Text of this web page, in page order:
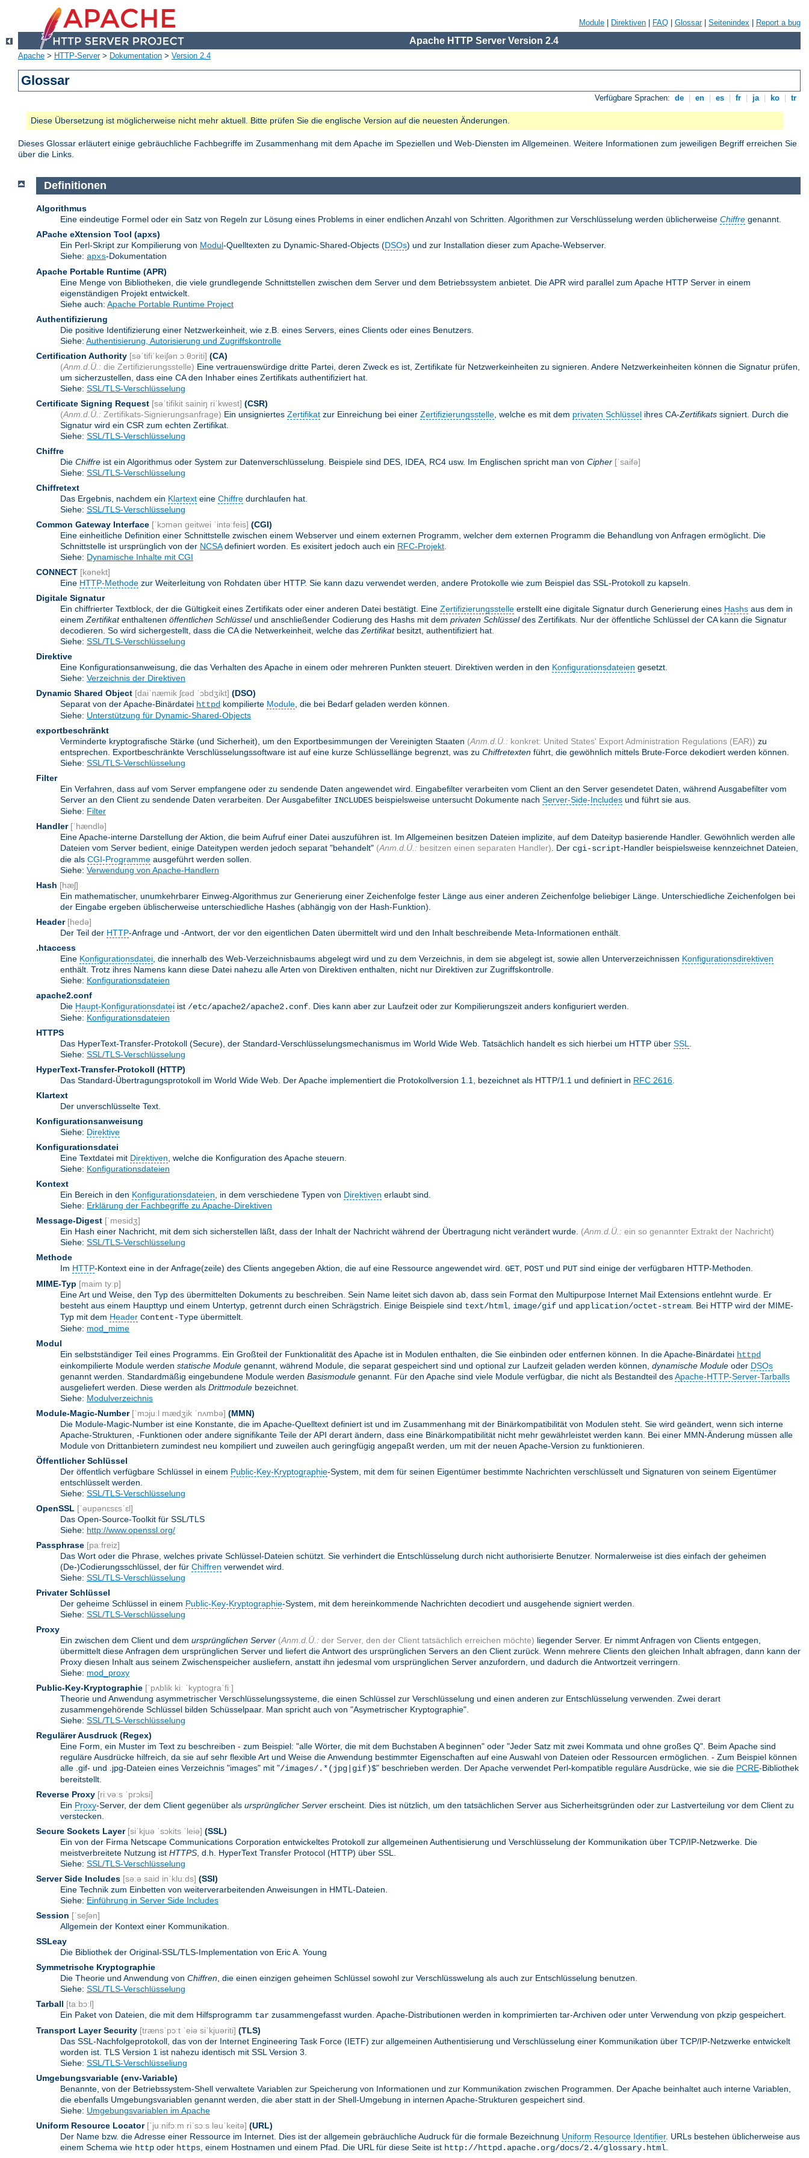
Module Direktiven FAQ Glossar| Seitenindex Report a bug
Apache HTTP Server Version 2.4
Apache > HTTP-Server> Dokumentation > Version 2.4
Glossar
Verfügbare Sprachen: de en es fr ja ko tr
Diese Übersetzung ist möglicherweise nicht mehr aktuell. Bitte prüfen Sie die englische Version auf die neuesten Änderungen.
Dieses Glossar erläutert einige gebräuchliche Fachbegriffe im Zusammenhang mit dem Apache im Speziellen und Web-Diensten im Allgemeinen. Weitere Informationen zum jeweiligen Begriff erreichen Sie
über die Links.
Definitionen
Algorithmus
Eine eindeutige Formel oder ein Satz von Regeln zur Lösung eines Problems in einer endlichen Anzahl von Schritten. Algorithmen zur Verschlüsselung werden üblicherweise Chiffre genannt.
APache eXtension Tool (apxs)
Ein Perl-Skript zur Kompilierung von Modul-Quelltexten zu Dynamic-Shared-Objects (DSOs) und zur Installation dieser zum Apache-Webserver.
Siehe: apxs-Dokumentation
Apache Portable Runtime (APR)
Eine Menge von Bibliotheken, die viele grundlegende Schnittstellen zwischen dem Server und dem Betriebssystem anbietet. Die APR wird parallel zum Apache HTTP Server in einem
eigenständigen Projekt entwickelt.
Siehe auch: Apache Portable Runtime Project
Authentifizierung
Die positive Identifizierung einer Netzwerkeinheit, wie z.B. eines Servers, eines Clients oder eines Benutzers.
Siehe: Authentisierung, Autorisierung und Zugriffskontrolle
Certification Authority [səˈtifiˈkeiʃən ɔːθɔriti] (CA)
(Anm.d.Ü.: die Zertifizierungsstelle) Eine vertrauenswürdige dritte Partei, deren Zweck es ist, Zertifikate für Netzwerkeinheiten zu signieren. Andere Netzwerkeinheiten können die Signatur prüfen,
um sicherzustellen, dass eine CA den Inhaber eines Zertifikats authentifiziert hat.
Siehe: SSL/TLS-Verschlüsselung
Certificate Signing Request [səˈtifikit sainiŋ riˈkwest] (CSR)
(Anm.d.Ü.: Zertifikats-Signierungsanfrage) Ein unsigniertes Zertifikat zur Einreichung bei einer Zertifizierungsstelle , welche es mit dem privaten Schlüssel ihres CA-Zertifikats signiert. Durch die
Signatur wird ein CSR zum echten Zertifikat.
Siehe: SSL/TLS-Verschlüsselung
Chiffre
Die Chiffre ist ein Algorithmus oder System zur Datenverschlüsselung. Beispiele sind DES, IDEA, RC4 usw. Im Englischen spricht man von Cipher [ˈsaifə]
Siehe: SSL/TLS-Verschlüsselung
Chiffretext
Das Ergebnis, nachdem ein Klartext eine Chiffre durchlaufen hat.
Siehe: SSL/TLS-Verschlüsselung
Common Gateway Interface [ˈkɔmən geitwei ˈintəːfeis] (CGI)
Eine einheitliche Definition einer Schnittstelle zwischen einem Webserver und einem externen Programm, welcher dem externen Programm die Behandlung von Anfragen ermöglicht. Die
Schnittstelle ist ursprünglich von der NCSAdefiniert worden. Es exisitert jedoch auch ein RFC-Projekt
Siehe: Dynamische Inhalte mit CGI
CONNECT [kənekt]
Eine HTTP-Methode zur Weiterleitung von Rohdaten über HTTP. Sie kann dazu verwendet werden, andere Protokolle wie zum Beispiel das SSL-Protokoll zu kapseln.
Digitale Signatur
Ein chiffrierter Textblock, der die Gültigkeit eines Zertifikats oder einer anderen Datei bestätigt. Eine Zertifizierungsstelle erstellt eine digitale Signatur durch Generierung eines Hashs aus dem in
einem Zertifikatenthaltenen öffentlichen Schlüsselund anschließender Codierung des Hashs mit dem privaten Schlüsseldes Zertifikats. Nur der öffentliche Schlüssel der CA kann die Signatur
decodieren. So wird sichergestellt, dass die CA die Netwerkeinheit, welche das Zertifikatbesitzt, authentifiziert hat.
Siehe: SSL/TLS-Verschlüsselung
Direktive
Eine Konfigurationsanweisung, die das Verhalten des Apache in einem oder mehreren Punkten steuert. Direktiven werden in den Konfigurationsdateien gesetzt.
Siehe: Verzeichnis der Direktiven
Dynamic Shared Object [daiˈnæmik ʃɛəd ˈɔbdʒikt] (DSO)
Separat von der Apache-Binärdatei httpd kompilierte Module , die bei Bedarf geladen werden können.
Siehe: Unterstützung für Dynamic-Shared-Objects
exportbeschränkt
Verminderte kryptografische Stärke (und Sicherheit), um den Exportbesimmungen der Vereinigten Staaten (Anm.d.Ü.: konkret: United States' Export Administration Regulations (EAR)) zu
entsprechen. Exportbeschränkte Verschlüsselungssoftware ist auf eine kurze Schlüssellänge begrenzt, was zu Chiffretexten führt, die gewöhnlich mittels Brute-Force dekodiert werden können.
Siehe: SSL/TLS-Verschlüsselung
Filter
Ein Verfahren, dass auf vom Server empfangene oder zu sendende Daten angewendet wird. Eingabefilter verarbeiten vom Client an den Server gesendetet Daten, während Ausgabefilter vom
Server an den Client zu sendende Daten verarbeiten. Der Ausgabefilter INCLUDES beispielsweise untersucht Dokumente nach Server-Side-Includes und führt sie aus.
Siehe: Filter
Handler [ˈhændlə]
Eine Apache-interne Darstellung der Aktion, die beim Aufruf einer Datei auszuführen ist. Im Allgemeinen besitzen Dateien implizite, auf dem Dateityp basierende Handler. Gewöhnlich werden alle
Dateien vom Server bedient, einige Dateitypen werden jedoch separat "behandelt" (Anm.d.Ü.: besitzen einen separaten Handler) . Der cgi-script-Handler beispielsweise kennzeichnet Dateien,
die als CGI-Programme ausgeführt werden sollen.
Siehe: Verwendung von Apache-Handlern
Hash [hæʃ]
Ein mathematischer, unumkehrbarer Einweg-Algorithmus zur Generierung einer Zeichenfolge fester Länge aus einer anderen Zeichenfolge beliebiger Länge. Unterschiedliche Zeichenfolgen bei
der Eingabe ergeben üblischerweise unterschiedliche Hashes (abhängig von der Hash-Funktion).
Header [hedə]
Der Teil der HTTP-Anfrage und -Antwort, der vor den eigentlichen Daten übermittelt wird und den Inhalt beschreibende Meta-Informationen enthält.
.htaccess
Eine Konfigurationsdatei , die innerhalb des Web-Verzeichnisbaums abgelegt wird und zu dem Verzeichnis, in dem sie abgelegt ist, sowie allen Unterverzeichnissen Konfigurationsdirektiven
enthält. Trotz ihres Namens kann diese Datei nahezu alle Arten von Direktiven enthalten, nicht nur Direktiven zur Zugriffskontrolle.
Siehe: Konfigurationsdateien
apache2.conf
Die Haupt-Konfigurationsdatei ist /etc/apache2/apache2.conf . Dies kann aber zur Laufzeit oder zur Kompilierungszeit anders konfiguriert werden.
Siehe: Konfigurationsdateien
HTTPS
Das HyperText-Transfer-Protokoll (Secure), der Standard-Verschlüsselungsmechanismus im World Wide Web. Tatsächlich handelt es sich hierbei um HTTP über SSL
Siehe: SSL/TLS-Verschlüsselung
HyperText-Transfer-Protokoll (HTTP)
Das Standard-Übertragungsprotokoll im World Wide Web. Der Apache implementiert die Protokollversion 1.1, bezeichnet als HTTP/1.1 und definiert in RFC 2616
Klartext
Der unverschlüsselte Text.
Konfigurationsanweisung
Siehe: Direktive
Konfigurationsdatei
Eine Textdatei mit Direktiven , welche die Konfiguration des Apache steuern.
Siehe: Konfigurationsdateien
Kontext
Ein Bereich in den Konfigurationsdateien , in dem verschiedene Typen von Direktiven erlaubt sind.
Siehe: Erklärung der Fachbegriffe zu Apache-Direktiven
Message-Digest [ˈmesidʒ]
Ein Hash einer Nachricht, mit dem sich sicherstellen läßt, dass der Inhalt der Nachricht während der Übertragung nicht verändert wurde. (Anm.d.Ü.: ein so genannter Extrakt der Nachricht)
Siehe: SSL/TLS-Verschlüsselung
Methode
Im HTTP-Kontext eine in der Anfrage(zeile) des Clients angegeben Aktion, die auf eine Ressource angewendet wird. GET POST und PUT sind einige der verfügbaren HTTP-Methoden.
MIME-Typ [maim tyːp]
Eine Art und Weise, den Typ des übermittelten Dokuments zu beschreiben. Sein Name leitet sich davon ab, dass sein Format den Multipurpose Internet Mail Extensions entlehnt wurde. Er
besteht aus einem Haupttyp und einem Untertyp, getrennt durch einen Schrägstrich. Einige Beispiele sind text/html image/gif und application/octet-stream . Bei HTTP wird der MIME-
Typ mit dem Header Content-Type übermittelt.
Siehe: mod_mime
Modul
Ein selbstständiger Teil eines Programms. Ein Großteil der Funktionalität des Apache ist in Modulen enthalten, die Sie einbinden oder entfernen können. In die Apache-Binärdatei httpd
einkompilierte Module werden statische Module genannt, während Module, die separat gespeichert sind und optional zur Laufzeit geladen werden können, dynamische Module oder DSOs
genannt werden. Standardmäßig eingebundene Module werden Basismodule genannt. Für den Apache sind viele Module verfügbar, die nicht als Bestandteil desApache-HTTP-Server-Tarballs
ausgeliefert werden. Diese werden als Drittmodule bezeichnet.
Siehe: Modulverzeichnis
Module-Magic-Number [ˈmɔjuːl mædʒik ˈnʌmbə] (MMN)
Die Module-Magic-Number ist eine Konstante, die im Apache-Quelltext definiert ist und im Zusammenhang mit der Binärkompatibilität von Modulen steht. Sie wird geändert, wenn sich interne
Apache-Strukturen, -Funktionen oder andere signifikante Teile der API derart ändern, dass eine Binärkompatibilität nicht mehr gewährleistet werden kann. Bei einer MMN-Änderung müssen alle
Module von Drittanbietern zumindest neu kompiliert und zuweilen auch geringfügig angepaßt werden, um mit der neuen Apache-Version zu funktionieren.
Öffentlicher Schlüssel
Der öffentlich verfügbare Schlüssel in einem Public-Key-Kryptographie-System, mit dem für seinen Eigentümer bestimmte Nachrichten verschlüsselt und Signaturen von seinem Eigentümer
entschlüsselt werden.
Siehe: SSL/TLS-Verschlüsselung
OpenSSL [ˈəupənɛsɛsˈɛl]
Das Open-Source-Toolkit für SSL/TLS
Siehe: http://www.openssl.org/
Passphrase [paːfreiz]
Das Wort oder die Phrase, welches private Schlüssel-Dateien schützt. Sie verhindert die Entschlüsselung durch nicht authorisierte Benutzer. Normalerweise ist dies einfach der geheimen
(De-)Codierungsschlüssel, der für Chiffren verwendet wird.
Siehe: SSL/TLS-Verschlüsselung
Privater Schlüssel
Der geheime Schlüssel in einem Public-Key-Kryptographie-System, mit dem hereinkommende Nachrichten decodiert und ausgehende signiert werden.
Siehe: SSL/TLS-Verschlüsselung
Proxy
Ein zwischen dem Client und dem ursprünglichen Server (Anm.d.Ü.: der Server, den der Client tatsächlich erreichen möchte) liegender Server. Er nimmt Anfragen von Clients entgegen,
übermittelt diese Anfragen dem ursprünglichen Server und liefert die Antwort des ursprünglichen Servers an den Client zurück. Wenn mehrere Clients den gleichen Inhalt abfragen, dann kann der
Proxy diesen Inhalt aus seinem Zwischenspeicher ausliefern, anstatt ihn jedesmal vom ursprünglichen Server anzufordern, und dadurch die Antwortzeit verringern.
Siehe: mod_proxy
Public-Key-Kryptographie [ˈpʌblik kiː ˈkyptograˈfiː]
Theorie und Anwendung asymmetrischer Verschlüsselungssysteme, die einen Schlüssel zur Verschlüsselung und einen anderen zur Entschlüsselung verwenden. Zwei derart
zusammengehörende Schlüssel bilden Schüsselpaar. Man spricht auch von "Asymetrischer Kryptographie".
Siehe: SSL/TLS-Verschlüsselung
Regulärer Ausdruck (Regex)
Eine Form, ein Muster im Text zu beschreiben - zum Beispiel: "alle Wörter, die mit dem Buchstaben A beginnen" oder "Jeder Satz mit zwei Kommata und ohne großes Q". Beim Apache sind
reguläre Ausdrücke hilfreich, da sie auf sehr flexible Art und Weise die Anwendung bestimmter Eigenschaften auf eine Auswahl von Dateien oder Ressourcen ermöglichen. - Zum Beispiel können
alle .gif- und .jpg-Dateien eines Verzeichnis "images" mit "/images/.*(jpg|gif)$" beschrieben werden. Der Apache verwendet Perl-kompatible reguläre Ausdrücke, wie sie die PCRE-Bibliothek
bereitstellt.
Reverse Proxy [riːvəːs ˈprɔksi]
Ein Proxy-Server, der dem Client gegenüber als ursprünglicher Server erscheint. Dies ist nützlich, um den tatsächlichen Server aus Sicherheitsgründen oder zur Lastverteilung vor dem Client zu
verstecken.
Secure Sockets Layer [siˈkjuə ˈsɔkits ˈleiə] (SSL)
Ein von der Firma Netscape Communications Corporation entwickeltes Protokoll zur allgemeinen Authentisierung und Verschlüsselung der Kommunikation über TCP/IP-Netzwerke. Die
meistverbreitete Nutzung ist HTTPS , d.h. HyperText Transfer Protocol (HTTP) über SSL.
Siehe: SSL/TLS-Verschlüsselung
Server Side Includes [səːə said inˈkluːds] (SSI)
Eine Technik zum Einbetten von weiterverarbeitenden Anweisungen in HMTL-Dateien.
Siehe: Einführung in Server Side Includes
Session [ˈseʃən]
Allgemein der Kontext einer Kommunikation.
SSLeay
Die Bibliothek der Original-SSL/TLS-Implementation von Eric A. Young
Symmetrische Kryptographie
Die Theorie und Anwendung von Chiffren , die einen einzigen geheimen Schlüssel sowohl zur Verschlüsswelung als auch zur Entschlüsselung benutzen.
Siehe: SSL/TLS-Verschlüsselung
Tarball [taːbɔːl]
Ein Paket von Dateien, die mit dem Hilfsprogramm tar zusammengefasst wurden. Apache-Distributionen werden in komprimierten tar-Archiven oder unter Verwendung von pkzip gespeichert.
Transport Layer Security [trænsˈpɔːt ˈeiə siˈkjuəriti] (TLS)
Das SSL-Nachfolgeprotokoll, das von der Internet Engineering Task Force (IETF) zur allgemeinen Authentisierung und Verschlüsselung einer Kommunikation über TCP/IP-Netzwerke entwickelt
worden ist. TLS Version 1 ist nahezu identisch mit SSL Version 3.
Siehe: SSL/TLS-Verschlüsseliung
Umgebungsvariable (env-Variable)
Benannte, von der Betriebssystem-Shell verwaltete Variablen zur Speicherung von Informationen und zur Kommunikation zwischen Programmen. Der Apache beinhaltet auch interne Variablen,
die ebenfalls Umgebungsvariablen genannt werden, die aber statt in der Shell-Umgebung in internen Apache-Strukturen gespeichert sind.
Siehe: Umgebungsvariablen im Apache
Uniform Resource Locator [ˈjuːnifɔːm riˈsɔːs ləuˈkeitə] (URL)
Der Name bzw. die Adresse einer Ressource im Internet. Dies ist der allgemein gebräuchliche Audruck für die formale Bezeichnung Uniform Resource Identifier. URLs bestehen üblicherweise aus
einem Schema wie http oder https , einem Hostnamen und einem Pfad. Die URL für diese Seite ist http://httpd.apache.org/docs/2.4/glossary.html